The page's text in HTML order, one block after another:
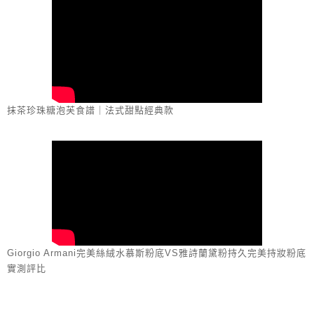
抹茶珍珠糖泡芙食譜｜法式甜點經典款
Giorgio Armani完美絲絨水慕斯粉底VS雅詩蘭黛粉持久完美持妝粉底
實測評比